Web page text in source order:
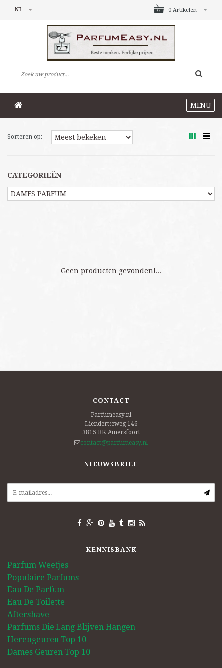
0 Artikelen
NL
MENU
Sorteren op:
CATEGORIEËN
Geen producten gevonden!...
CONTACT
Parfumeasy.nl
Liendertseweg 146
3815 BK Amersfoort
contact@parfumeasy.nl
NIEUWSBRIEF
KENNISBANK
Parfum Weetjes
Populaire Parfums
Eau De Parfum
Eau De Toilette
Aftershave
Parfums Die Lang Blijven Hangen
Herengeuren Top 10
Dames Geuren Top 10